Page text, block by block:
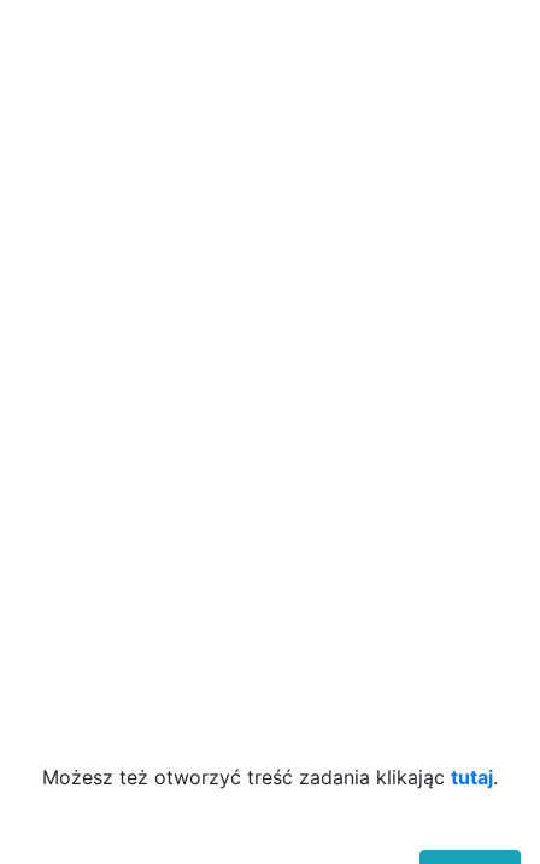
Możesz też otworzyć treść zadania klikając tutaj.